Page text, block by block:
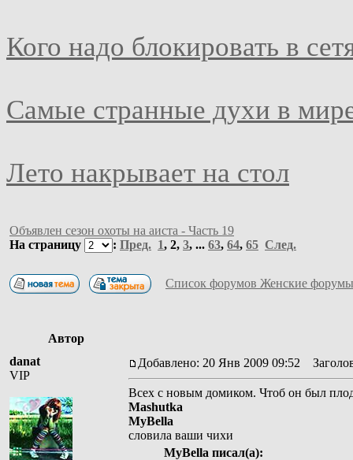
Кого надо блокировать в
Самые странные духи в
Лето накрывает на стол
Объявлен сезон охоты на аиста - Часть 19
На страницу
: Пред. 1, 2, 3, ... 63, 64, 65 След.
Список форумов Женские форумы
Автор
danat
VIP
Добавлено: 20 Янв 2009 09:52
Всех с новым домиком. Чтоб он был
Mashutka
MyBella
словила ваши чихи
MyBella писал(а):